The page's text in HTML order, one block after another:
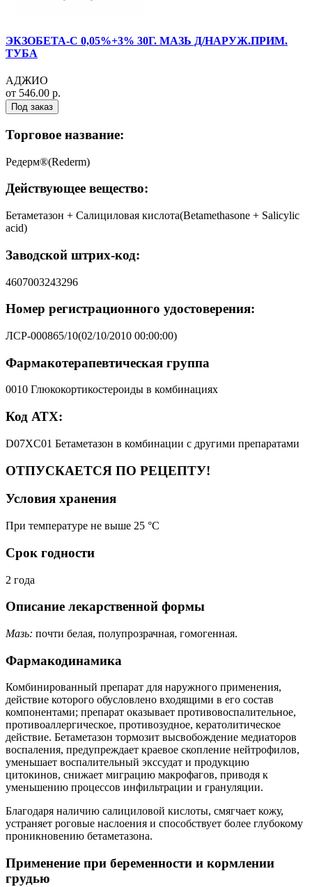
ЭКЗОБЕТА-С 0,05%+3% 30Г. МАЗЬ Д/НАРУЖ.ПРИМ.
ТУБА
АДЖИО
от 546.00 р.
Под заказ
Торговое название:
Редерм®(Rederm)
Действующее вещество:
Бетаметазон + Салициловая кислота(Betamethasone + Salicylic
acid)
Заводской штрих-код:
4607003243296
Номер регистрационного удостоверения:
ЛСР-000865/10(02/10/2010 00:00:00)
Фармакотерапевтическая группа
0010 Глюкокортикостероиды в комбинациях
Код АТХ:
D07XC01 Бетаметазон в комбинации с другими препаратами
ОТПУСКАЕТСЯ ПО РЕЦЕПТУ!
Условия хранения
При температуре не выше 25 °C
Срок годности
2 года
Описание лекарственной формы
Мазь: почти белая, полупрозрачная, гомогенная.
Фармакодинамика
Комбинированный препарат для наружного применения,
действие которого обусловлено входящими в его состав
компонентами; препарат оказывает противовоспалительное,
противоаллергическое, противозудное, кератолитическое
действие. Бетаметазон тормозит высвобождение медиаторов
воспаления, предупреждает краевое скопление нейтрофилов,
уменьшает воспалительный экссудат и продукцию
цитокинов, снижает миграцию макрофагов, приводя к
уменьшению процессов инфильтрации и грануляции.
Благодаря наличию салициловой кислоты, смягчает кожу,
устраняет роговые наслоения и способствует более глубокому
проникновению бетаметазона.
Применение при беременности и кормлении
грудью